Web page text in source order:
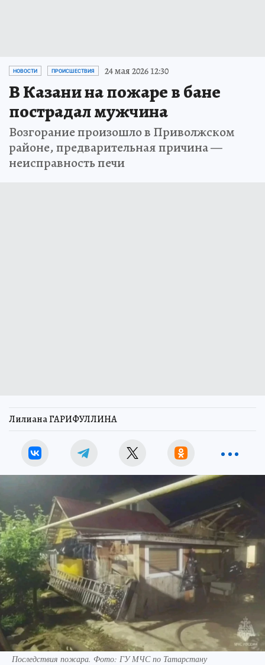
НОВОСТИ ПРОИСШЕСТВИЯ 24 мая 2026 12:30
В Казани на пожаре в бане
пострадал мужчина
Возгорание произошло в Приволжском
районе, предварительная причина —
неисправность печи
Лилиана ГАРИФУЛЛИНА
Последствия пожара. Фото: ГУ МЧС по Татарстану